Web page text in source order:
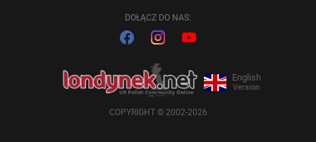
DOŁĄCZ DO NAS:
English
Version
COPYRIGHT © 2002-2026